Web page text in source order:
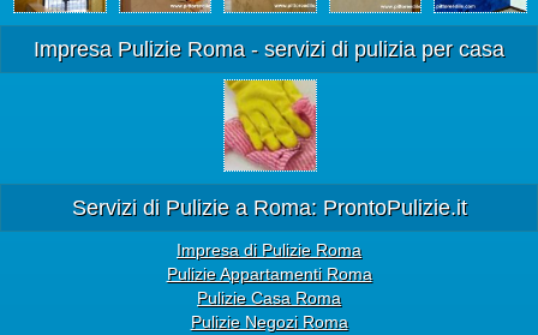
Impresa Pulizie Roma - servizi di pulizia per casa
Servizi di Pulizie a Roma: ProntoPulizie.it
Impresa di Pulizie Roma
Pulizie Appartamenti Roma
Pulizie Casa Roma
Pulizie Negozi Roma